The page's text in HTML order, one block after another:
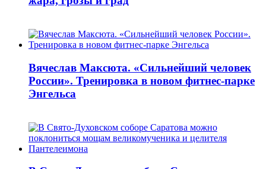
Вячеслав Максюта. «Сильнейший человек
России». Тренировка в новом фитнес-парке
Энгельса